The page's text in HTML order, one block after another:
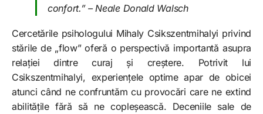
confort.” – Neale Donald Walsch
Cercetările psihologului Mihaly Csikszentmihalyi privind
stările de „flow” oferă o perspectivă importantă asupra
relației dintre curaj și creștere. Potrivit lui
Csikszentmihalyi, experiențele optime apar de obicei
atunci când ne confruntăm cu provocări care ne extind
abilitățile fără să ne copleșească. Deceniile sale de